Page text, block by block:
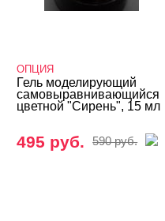
ОПЦИЯ
Гель моделирующий
самовыравнивающийся
цветной "Сирень", 15 мл
495 руб. 590 руб.